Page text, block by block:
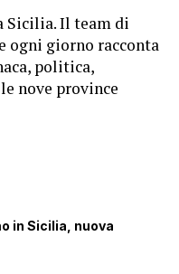
Sicilia. Il team di
ogni giorno racconta
politica,
nove province
in Sicilia, nuova